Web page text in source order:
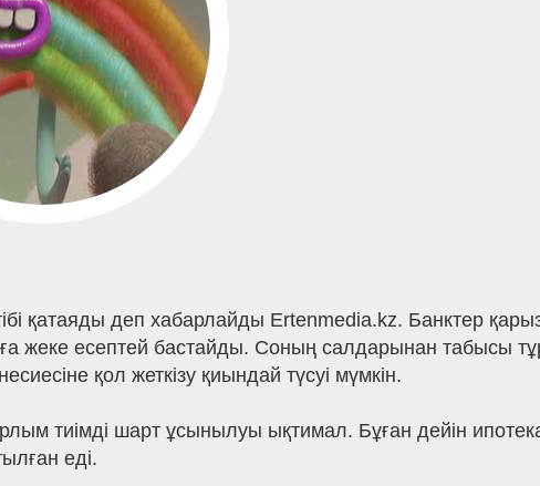
қатаяды деп хабарлайды Ertenmedia.kz. Банктер
жеке есептей бастайды. Соның салдарынан табысы
қол жеткізу қиындай түсуі мүмкін.
тиімді шарт ұсынылуы ықтимал. Бұған дейін
еді.